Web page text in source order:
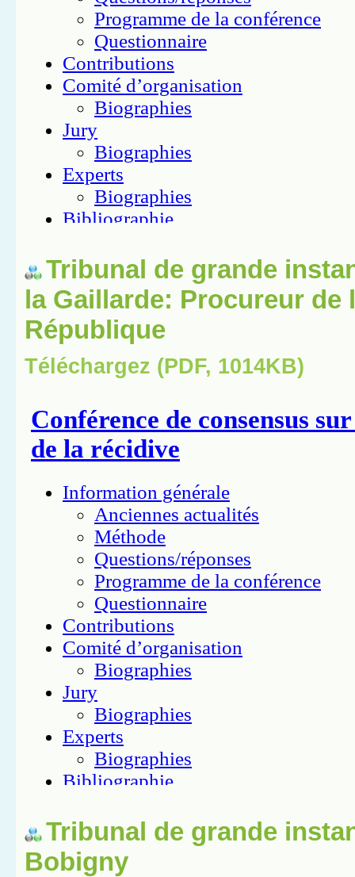
Tribunal de grande
la Gaillarde: Procureur de
République
Téléchargez (PDF, 1014KB)
Tribunal de grande
Bobigny